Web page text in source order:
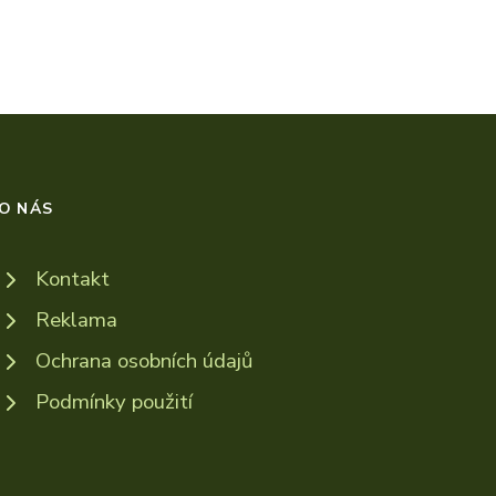
NÁS
Kontakt
Reklama
Ochrana osobních údajů
Podmínky použití